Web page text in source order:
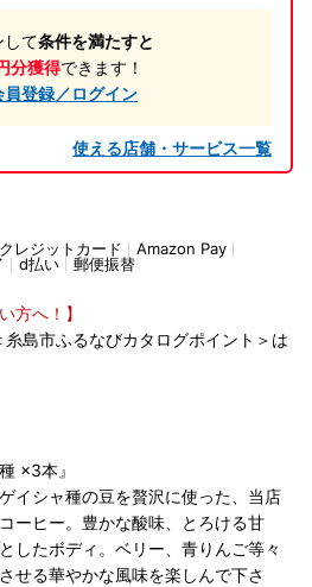
して条件を満たすと
分獲得できます！
員登録／ログイン
使える店舗・サービス一覧
クレジットカード
Amazon Pay
d払い 郵便振替
方へ！】
島市ふるなびカタログポイント＞は
×3本』
イシャ種の豆を贅沢に使った、当店
ーヒー。豊かな酸味、とろける甘
したボディ。ベリー、青りんご等々
せる華やかな風味を楽しんで下さ